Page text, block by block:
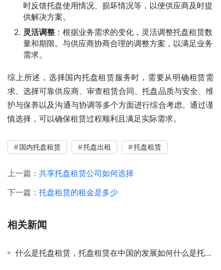
时反馈托盘使用情况、损坏情况等，以便供应商及时提
供解决方案。
灵活调整 ：根据业务需求的变化，灵活调整托盘租赁数
量和期限。与供应商协商合理的调整方案，以满足业务
需求。
综上所述，选择国内托盘租赁服务时，需要从明确租赁需
求、选择可靠供应商、审查租赁合同、托盘品质与安全、维
护与保养以及沟通与协调等多个方面进行综合考虑。通过谨
慎选择，可以确保租赁过程顺利且满足实际需求。
国内托盘租赁 托盘出租 托盘租赁
上一篇： 共享托盘租赁公司如何选择
下一篇： 托盘租赁的租金是多少
相关新闻
什么是托盘租赁，托盘租赁在中国的发展如何什么是托盘租赁，